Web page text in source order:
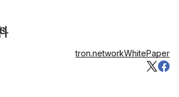
tron.networkWhitePaper